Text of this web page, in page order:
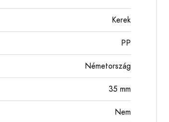
Kerek
PP
Németország
35 mm
Nem